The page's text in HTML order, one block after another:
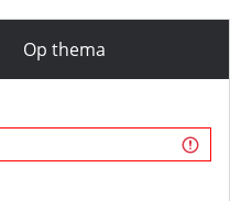
Op thema